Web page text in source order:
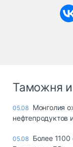
Таможня
05.08 Монголия
нефтепродуктов
05.08 Более 1100